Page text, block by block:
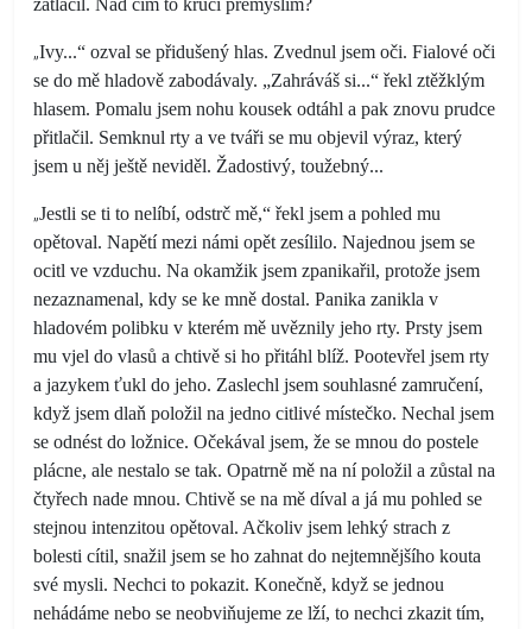
„Ivy...“ ozval se přidušený hlas. Zvednul jsem oči. Fialové oči
se do mě hladově zabodávaly. „Zahráváš si...“ řekl ztěžklým
hlasem. Pomalu jsem nohu kousek odtáhl a pak znovu prudce
přitlačil. Semknul rty a ve tváři se mu objevil výraz, který
jsem u něj ještě neviděl. Žadostivý, toužebný...
„Jestli se ti to nelíbí, odstrč mě,“ řekl jsem a pohled mu
opětoval. Napětí mezi námi opět zesílilo. Najednou jsem se
ocitl ve vzduchu. Na okamžik jsem zpanikařil, protože jsem
nezaznamenal, kdy se ke mně dostal. Panika zanikla v
hladovém polibku v kterém mě uvěznily jeho rty. Prsty jsem
mu vjel do vlasů a chtivě si ho přitáhl blíž. Pootevřel jsem rty
a jazykem ťukl do jeho. Zaslechl jsem souhlasné zamručení,
když jsem dlaň položil na jedno citlivé místečko. Nechal jsem
se odnést do ložnice. Očekával jsem, že se mnou do postele
plácne, ale nestalo se tak. Opatrně mě na ní položil a zůstal na
čtyřech nade mnou. Chtivě se na mě díval a já mu pohled se
stejnou intenzitou opětoval. Ačkoliv jsem lehký strach z
bolesti cítil, snažil jsem se ho zahnat do nejtemnějšího kouta
své mysli. Nechci to pokazit. Konečně, když se jednou
nehádáme nebo se neobviňujeme ze lží, to nechci zkazit tím,